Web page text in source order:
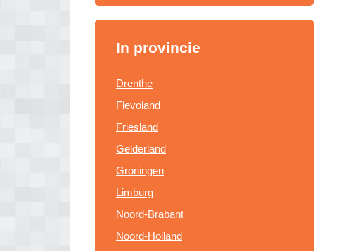
In provincie
Drenthe
Flevoland
Friesland
Gelderland
Groningen
Limburg
Noord-Brabant
Noord-Holland